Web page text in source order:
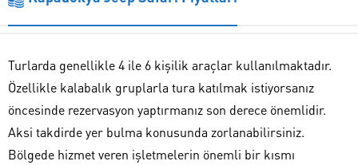
Turlarda genellikle 4 ile 6 kişilik araçlar kullanılmaktadır.
Özellikle kalabalık gruplarla tura katılmak istiyorsanız
öncesinde rezervasyon yaptırmanız son derece önemlidir.
Aksi takdirde yer bulma konusunda zorlanabilirsiniz.
Bölgede hizmet veren işletmelerin önemli bir kısmı